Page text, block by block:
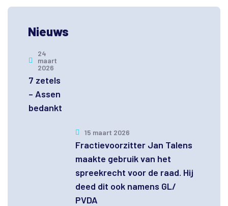
Nieuws
7 zetels
– Assen
bedankt
24
maart
2026
Fractievoorzitter Jan Talens
maakte gebruik van het
spreekrecht voor de raad. Hij
deed dit ook namens GL/
PVDA
15 maart 2026